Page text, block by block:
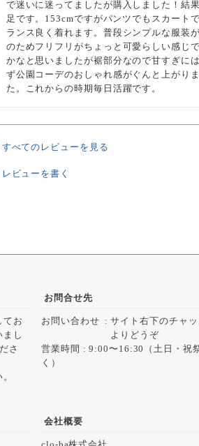
で迷いに迷ってましたが購入しました！結
足です。153cmですがパンツでもスカート
ランス良く着れます。普段シンプルな服装
のためフリフリがちょっと可愛らしい感じ
かなと思いましたが裾部分なので甘すぎに
ず公園コーデのおしゃれ感がぐんと上がり
た。これからの時期毎日活躍です。
すべてのレビューを見る
レビューを書く
てお
まし
さ
お問合せ先
お問い合わせ
サイト右下のチャ
よりどうぞ
営業時間 : 9:00〜16:30（土日・祝
く）
会社概要